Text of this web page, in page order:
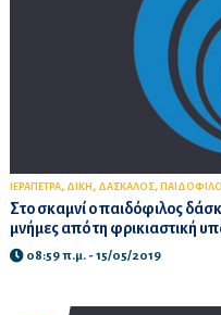
ΙΕΡΑΠΕΤΡΑ, ΔΙΚΗ , ΔΑΣΚΑΛΟΣ,
Στο σκαμνί ο παιδόφιλος
μνήμες από τη φρικιαστική
08:59 π.μ. - 15/05/2019